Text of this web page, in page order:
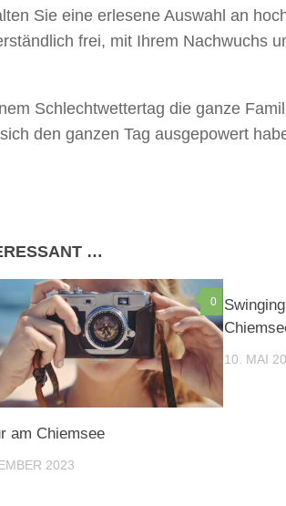
Sie eine erlesene Auswahl an
frei, mit Ihrem Nachwuchs
Schlechtwettertag die ganze
den ganzen Tag ausgepowert
…
0
am Chiemsee
2023
10. MAI